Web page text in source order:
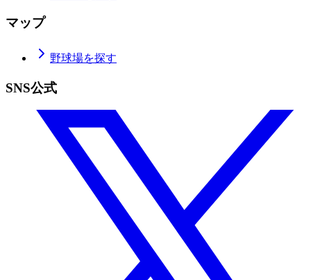
マップ
野球場を探す
SNS公式